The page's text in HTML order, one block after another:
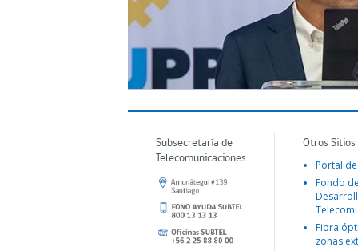
Subsecretaría de
Telecomunicaciones
Otros
Portal
Fondo
Fibra
zonas